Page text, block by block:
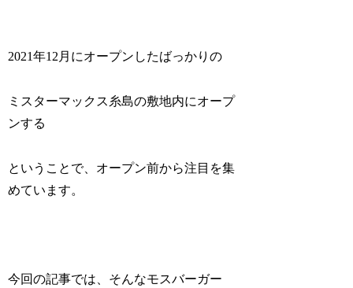
2021年12月にオープンしたばっかりの
ミスターマックス糸島の敷地内にオープ
ンする
ということで、オープン前から注目を集
めています。
今回の記事では、そんなモスバーガー